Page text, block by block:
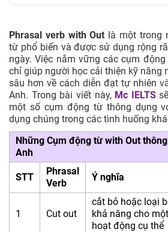
Back out
Carry out
Hang out
Help out
Hand out
Stand out
Leave out
Show out
Copy out
Wipe out
Wear out
Check out
Fall out
Bài tập áp dụng Phrasal verb with Out
Phrasal verb with Out là một trong
từ phổ biến và được sử dụng rộng
ngày. Việc nắm vững các cụm
chỉ giúp người học cải thiện kỹ năng
sâu hơn về cách diễn đạt tự nhiên
Anh. Trong bài viết này, Mc IELTS
một số cụm động từ thông dụng
dụng chúng trong các tình huống
Những Cụm động từ with Out
Anh
STT
Phrasal
Verb
Ý nghĩa
1 Cut out
cắt bỏ hoặc loại
khả năng cho
hoạt động cụ thể